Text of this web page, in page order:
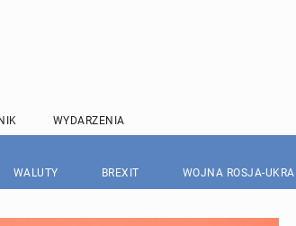
WYDARZENIA
WALUTY BREXIT WOJNA ROSJA-